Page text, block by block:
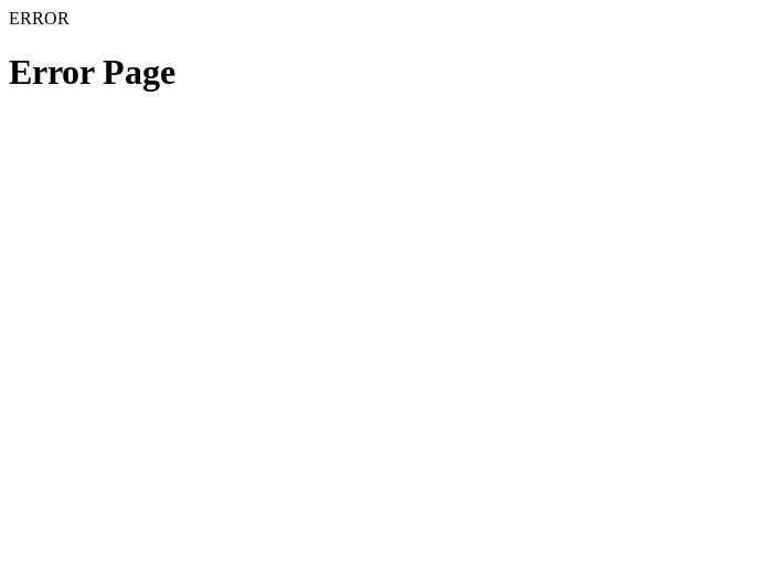
ERROR
Error Page